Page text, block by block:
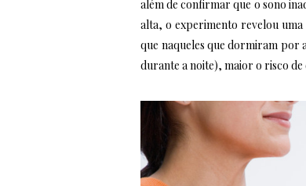
além de confirmar que o sono
alta, o experimento revelou
que naqueles que dormiram por
durante a noite), maior o risco